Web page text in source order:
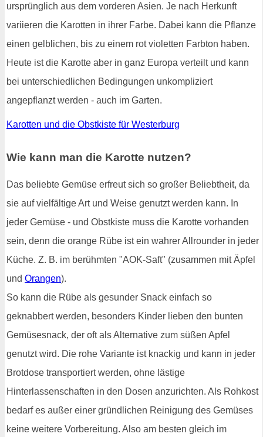
ursprünglich aus dem vorderen Asien. Je nach Herkunft
variieren die Karotten in ihrer Farbe. Dabei kann die Pflanze
einen gelblichen, bis zu einem rot violetten Farbton haben.
Heute ist die Karotte aber in ganz Europa verteilt und kann
bei unterschiedlichen Bedingungen unkompliziert
angepflanzt werden - auch im Garten.
Karotten und die Obstkiste für Westerburg
Wie kann man die Karotte nutzen?
Das beliebte Gemüse erfreut sich so großer Beliebtheit, da
sie auf vielfältige Art und Weise genutzt werden kann. In
jeder Gemüse - und Obstkiste muss die Karotte vorhanden
sein, denn die orange Rübe ist ein wahrer Allrounder in jeder
Küche. Z. B. im berühmten "AOK-Saft" (zusammen mit Äpfel
und Orangen).
So kann die Rübe als gesunder Snack einfach so
geknabbert werden, besonders Kinder lieben den bunten
Gemüsesnack, der oft als Alternative zum süßen Apfel
genutzt wird. Die rohe Variante ist knackig und kann in jeder
Brotdose transportiert werden, ohne lästige
Hinterlassenschaften in den Dosen anzurichten. Als Rohkost
bedarf es außer einer gründlichen Reinigung des Gemüses
keine weitere Vorbereitung. Also am besten gleich im